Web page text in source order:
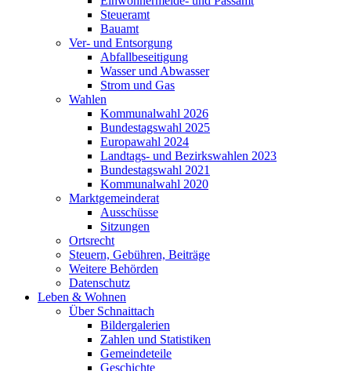
Steueramt
Bauamt
Ver- und Entsorgung
Abfallbeseitigung
Wasser und Abwasser
Strom und Gas
Wahlen
Kommunalwahl 2026
Bundestagswahl 2025
Europawahl 2024
Landtags- und Bezirkswahlen 2023
Bundestagswahl 2021
Kommunalwahl 2020
Marktgemeinderat
Ausschüsse
Sitzungen
Ortsrecht
Steuern, Gebühren, Beiträge
Weitere Behörden
Datenschutz
Leben & Wohnen
Über Schnaittach
Bildergalerien
Zahlen und Statistiken
Gemeindeteile
Geschichte